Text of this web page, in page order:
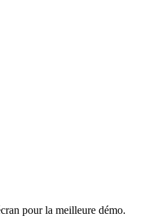
pour la meilleure démo.